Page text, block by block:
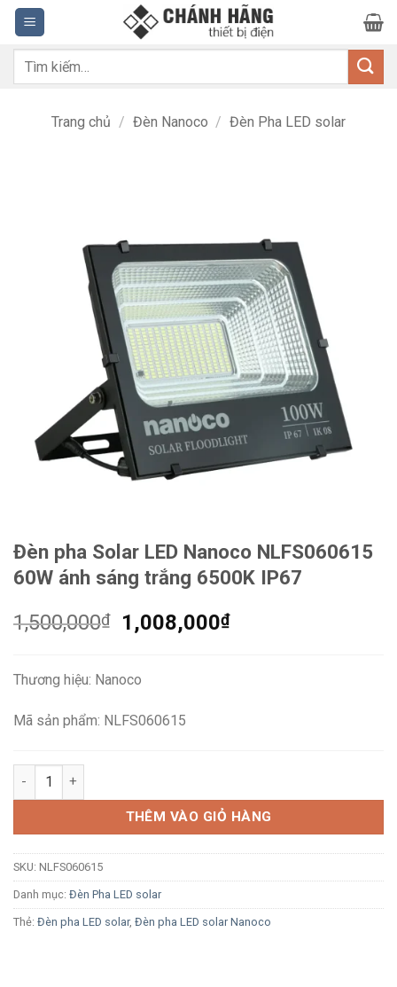
Bỏ
qua
nội
dung
Tìm
Trang chủ / Đèn Nanoco / Đèn Pha LED solar
Đèn pha Solar LED Nanoco NLFS060615
60W ánh sáng trắng 6500K IP67
1,500,000₫
Giá
1,500,000₫.
1,008,000₫Giá
Thương hiệu: Nanoco
Mã sản phẩm: NLFS060615
Đèn pha Solar LED Nanoco NLFS060615 60W ánh sáng trắng
THÊM VÀO GIỎ HÀNG
SKU: NLFS060615
Danh mục: Đèn Pha LED solar
Thẻ: Đèn pha LED solar, Đèn pha LED solar Nanoco